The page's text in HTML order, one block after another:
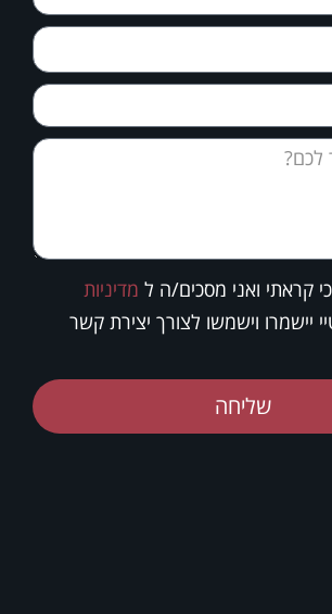
קראתי ואני מסכים/ה ל מדיניות
יישמרו וישמשו לצורך יצירת קשר
שליחה